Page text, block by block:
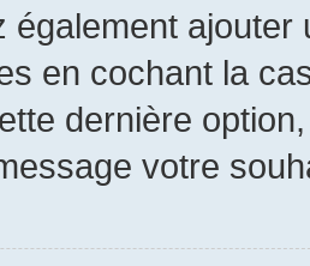
également
en cochant la
dernière
votre